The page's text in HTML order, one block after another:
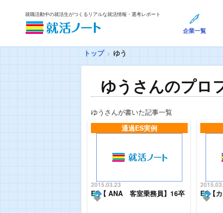
就職活動中の就活生がつくるリアルな就活情報・選考レポート
企業一覧
トップ ゆう
ゆうさんのプロ
ゆうさんが書いた記事一覧
通過ES実例
2015.03.23
ES【 ANA 客室乗務員】16卒 ES【